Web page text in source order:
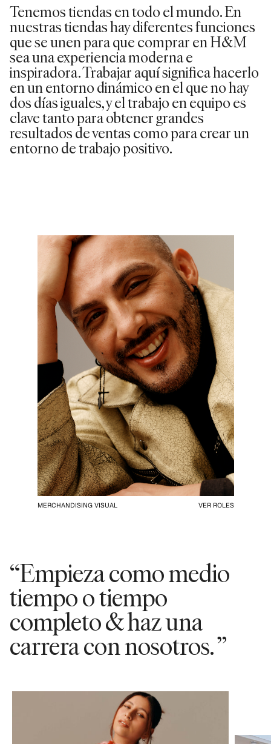
Tenemos tiendas en todo el mundo. En
nuestras tiendas hay diferentes funciones
que se unen para que comprar en H&M
sea una experiencia moderna e
inspiradora. Trabajar aquí significa hacerlo
en un entorno dinámico en el que no hay
dos días iguales, y el trabajo en equipo es
clave tanto para obtener grandes
resultados de ventas como para crear un
entorno de trabajo positivo.
MERCHANDISING VISUAL VER ROLES
“Empieza como medio
tiempo o tiempo
completo & haz una
carrera con nosotros. ”